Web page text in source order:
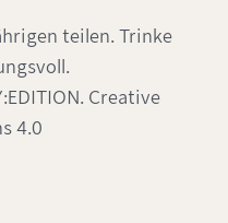
teilen. Trinke
Creative
4.0